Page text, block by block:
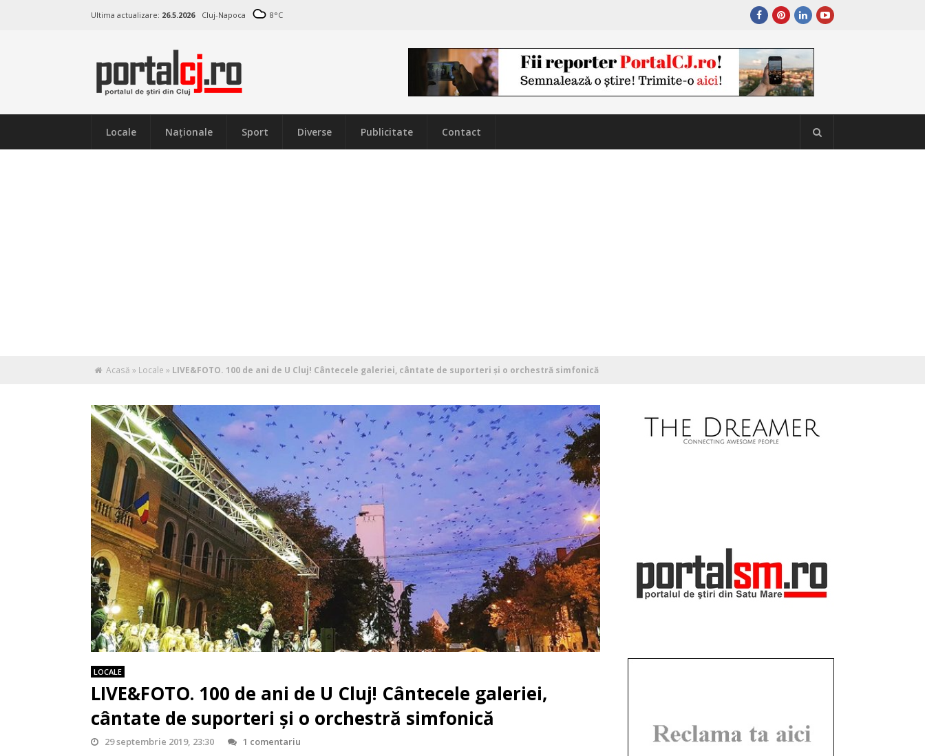
Ultima actualizare: 26.5.2026 Cluj-Napoca 8°C
Locale Naţionale Sport Diverse Publicitate Contact
Acasă » Locale » LIVE&FOTO. 100 de ani de U Cluj! Cântecele galeriei, cântate de suporteri și o orchestră simfonică
LOCALE
LIVE&FOTO. 100 de ani de U Cluj! Cântecele galeriei,
cântate de suporteri și o orchestră simfonică
29 septembrie 2019, 23:30 1 comentariu